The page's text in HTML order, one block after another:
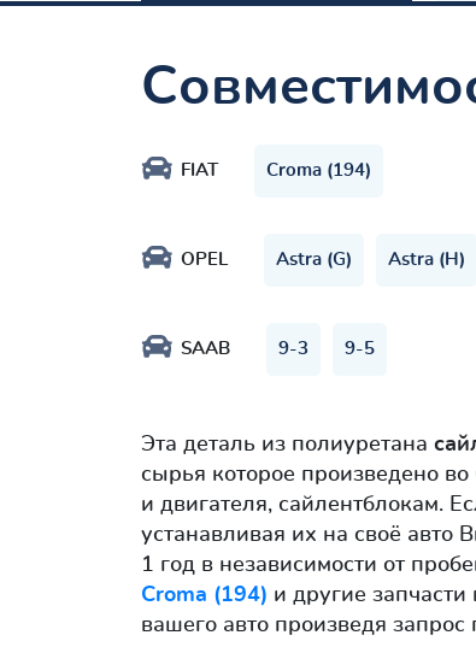
FIAT Croma (194)
OPEL Astra (G) Astra (H)
SAAB 9-3 9-5
Эта деталь из полиуретана
сырья которое произведено
и двигателя, сайлентблокам.
устанавливая их на своё
1 год в независимости от
Croma (194) и другие
вашего авто произведя